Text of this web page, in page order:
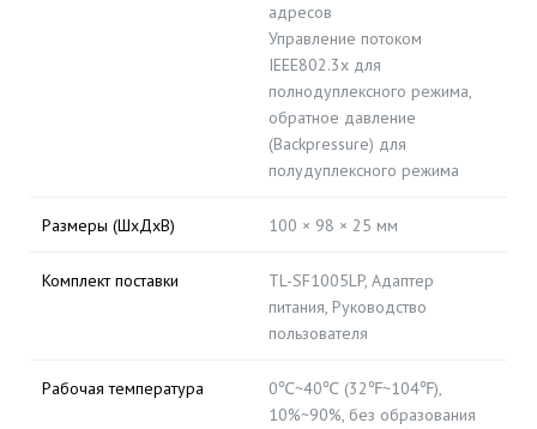
адресов
Управление потоком
IEEE802.3x для
полнодуплексного режима,
обратное давление
(Backpressure) для
полудуплексного режима
Размеры (ШхДхВ) 100 × 98 × 25 мм
Комплект поставки
TL-SF1005LP, Адаптер
питания, Руководство
пользователя
Рабочая температура
0℃~40℃ (32℉~104℉),
10%~90%, без образования